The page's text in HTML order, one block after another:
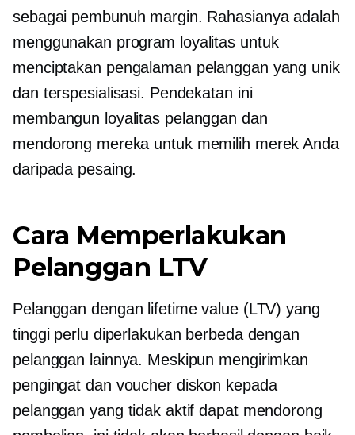
sebagai pembunuh margin. Rahasianya adalah
menggunakan program loyalitas untuk
menciptakan pengalaman pelanggan yang unik
dan terspesialisasi. Pendekatan ini
membangun loyalitas pelanggan dan
mendorong mereka untuk memilih merek Anda
daripada pesaing.
Cara Memperlakukan
Pelanggan LTV
Pelanggan dengan lifetime value (LTV) yang
tinggi perlu diperlakukan berbeda dengan
pelanggan lainnya. Meskipun mengirimkan
pengingat dan voucher diskon kepada
pelanggan yang tidak aktif dapat mendorong